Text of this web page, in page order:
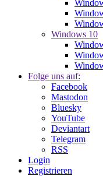
Windows 10
Folge uns auf:
Facebook
Mastodon
Bluesky
YouTube
Deviantart
Telegram
RSS
Login
Registrieren